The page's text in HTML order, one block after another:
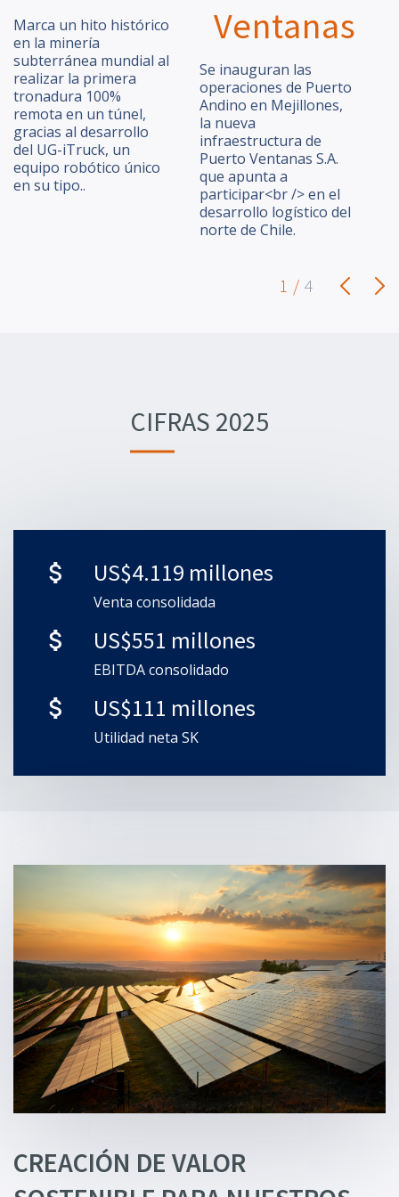
Marca un hito histórico
en la minería
subterránea mundial al
realizar la primera
tronadura 100%
remota en un túnel,
gracias al desarrollo
del UG-iTruck, un
equipo robótico único
en su tipo..
Ventanas
Se inauguran las
operaciones de Puerto
Andino en Mejillones,
la nueva
infraestructura de
Puerto Ventanas S.A.
que apunta a
participar<br /> en el
desarrollo logístico del
norte de Chile.
1 / 4
CIFRAS 2025
attach_money US$4.119 millones
Venta consolidada
attach_money US$551 millones
EBITDA consolidado
attach_money US$111 millones
Utilidad neta SK
CREACIÓN DE VALOR